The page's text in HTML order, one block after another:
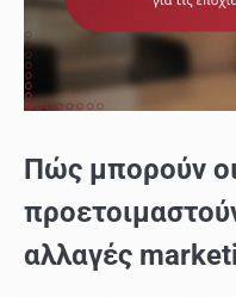
Πώς μπορούν
αλλαγές